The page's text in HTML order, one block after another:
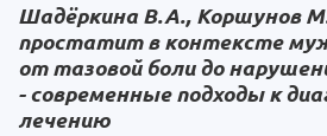
Шадёркина В.А., Коршунов
простатит в контексте
от тазовой боли до
- современные подходы к
лечению